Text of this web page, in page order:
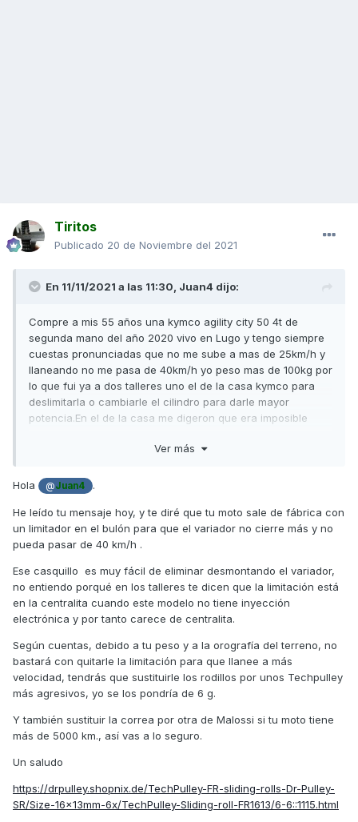
Tiritos
Publicado 20 de Noviembre del 2021
En 11/11/2021 a las 11:30, Juan4 dijo:
Compre a mis 55 años una kymco agility city 50 4t de
segunda mano del año 2020 vivo en Lugo y tengo siempre
cuestas pronunciadas que no me sube a mas de 25km/h y
llaneando no me pasa de 40km/h yo peso mas de 100kg por
lo que fui ya a dos talleres uno el de la casa kymco para
deslimitarla o cambiarle el cilindro para darle mayor
potencia.En el de la casa me digeron que era imposible
estaba limitada en la centralita y no encontraban otra
cilindrada el arranque no me encenderia la moto.
En fin si sabeis de un taller cerca de Lugo a donde poder
llevarla o me podeis decir en donde conseguir una
centralita o otro tipo de solucion para ganarle una potencia
agradecido
Gracias
Ver más
Hola @Juan4 .
He leído tu mensaje hoy, y te diré que tu moto sale de fábrica con
un limitador en el bulón para que el variador no cierre más y no
pueda pasar de 40 km/h .
Ese casquillo es muy fácil de eliminar desmontando el variador,
no entiendo porqué en los talleres te dicen que la limitación está
en la centralita cuando este modelo no tiene inyección
electrónica y por tanto carece de centralita.
Según cuentas, debido a tu peso y a la orografía del terreno, no
bastará con quitarle la limitación para que llanee a más
velocidad, tendrás que sustituirle los rodillos por unos Techpulley
más agresivos, yo se los pondría de 6 g.
Y también sustituir la correa por otra de Malossi si tu moto tiene
más de 5000 km., así vas a lo seguro.
Un saludo
https://drpulley.shopnix.de/TechPulley-FR-sliding-rolls-Dr-Pulley-
SR/Size-16x13mm-6x/TechPulley-Sliding-roll-FR1613/6-6::1115.html